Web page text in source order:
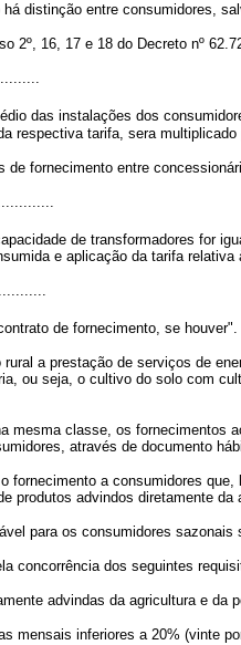
distinção entre consumidores,
2º, 16, 17 e 18 do Decreto nº
das instalações dos
respectiva tarifa, sera
de fornecimento entre
de transformadores for
e aplicação da tarifa
de fornecimento, se houver".
rural a prestação de serviços de
ou seja, o cultivo do solo com
mesma classe, os
através de documento
fornecimento a consumidores
produtos advindos diretamente
para os consumidores
concorrência dos seguintes
advindas da agricultura e da
mensais inferiores a 20% (vinte